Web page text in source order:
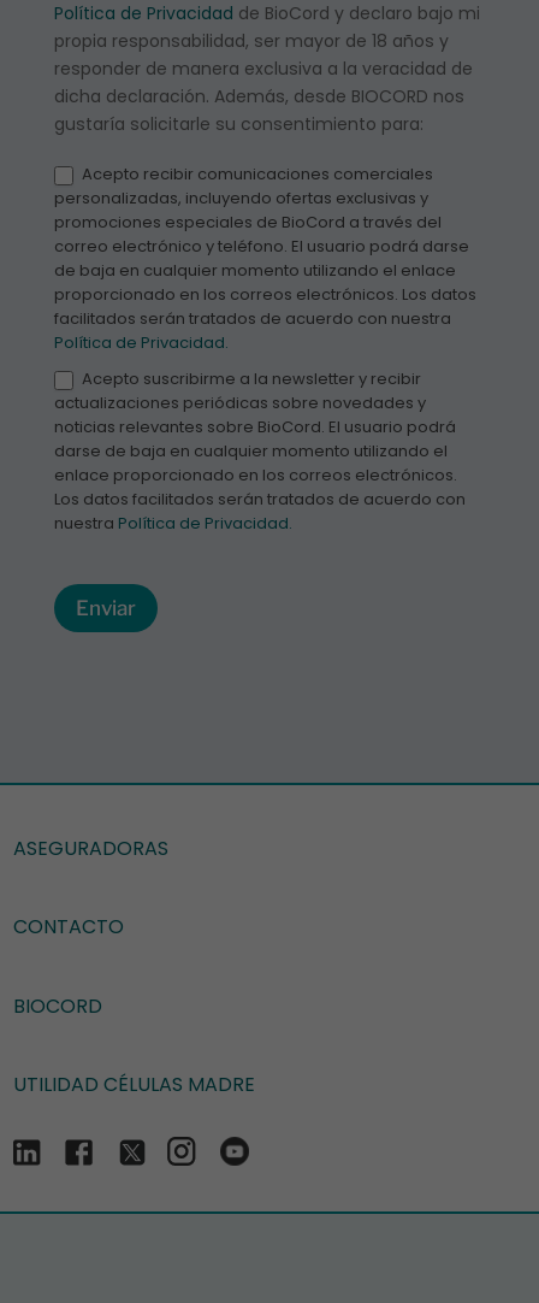
Política de Privacidad de BioCord y declaro bajo mi
propia responsabilidad, ser mayor de 18 años y
responder de manera exclusiva a la veracidad de
dicha declaración. Además, desde BIOCORD nos
gustaría solicitarle su consentimiento para:
Acepto recibir comunicaciones comerciales
personalizadas, incluyendo ofertas exclusivas y
promociones especiales de BioCord a través del
correo electrónico y teléfono. El usuario podrá darse
de baja en cualquier momento utilizando el enlace
proporcionado en los correos electrónicos. Los datos
facilitados serán tratados de acuerdo con nuestra
Política de Privacidad.
Acepto suscribirme a la newsletter y recibir
actualizaciones periódicas sobre novedades y
noticias relevantes sobre BioCord. El usuario podrá
darse de baja en cualquier momento utilizando el
enlace proporcionado en los correos electrónicos.
Los datos facilitados serán tratados de acuerdo con
nuestra Política de Privacidad.
Enviar
ASEGURADORAS
CONTACTO
BIOCORD
UTILIDAD CÉLULAS MADRE